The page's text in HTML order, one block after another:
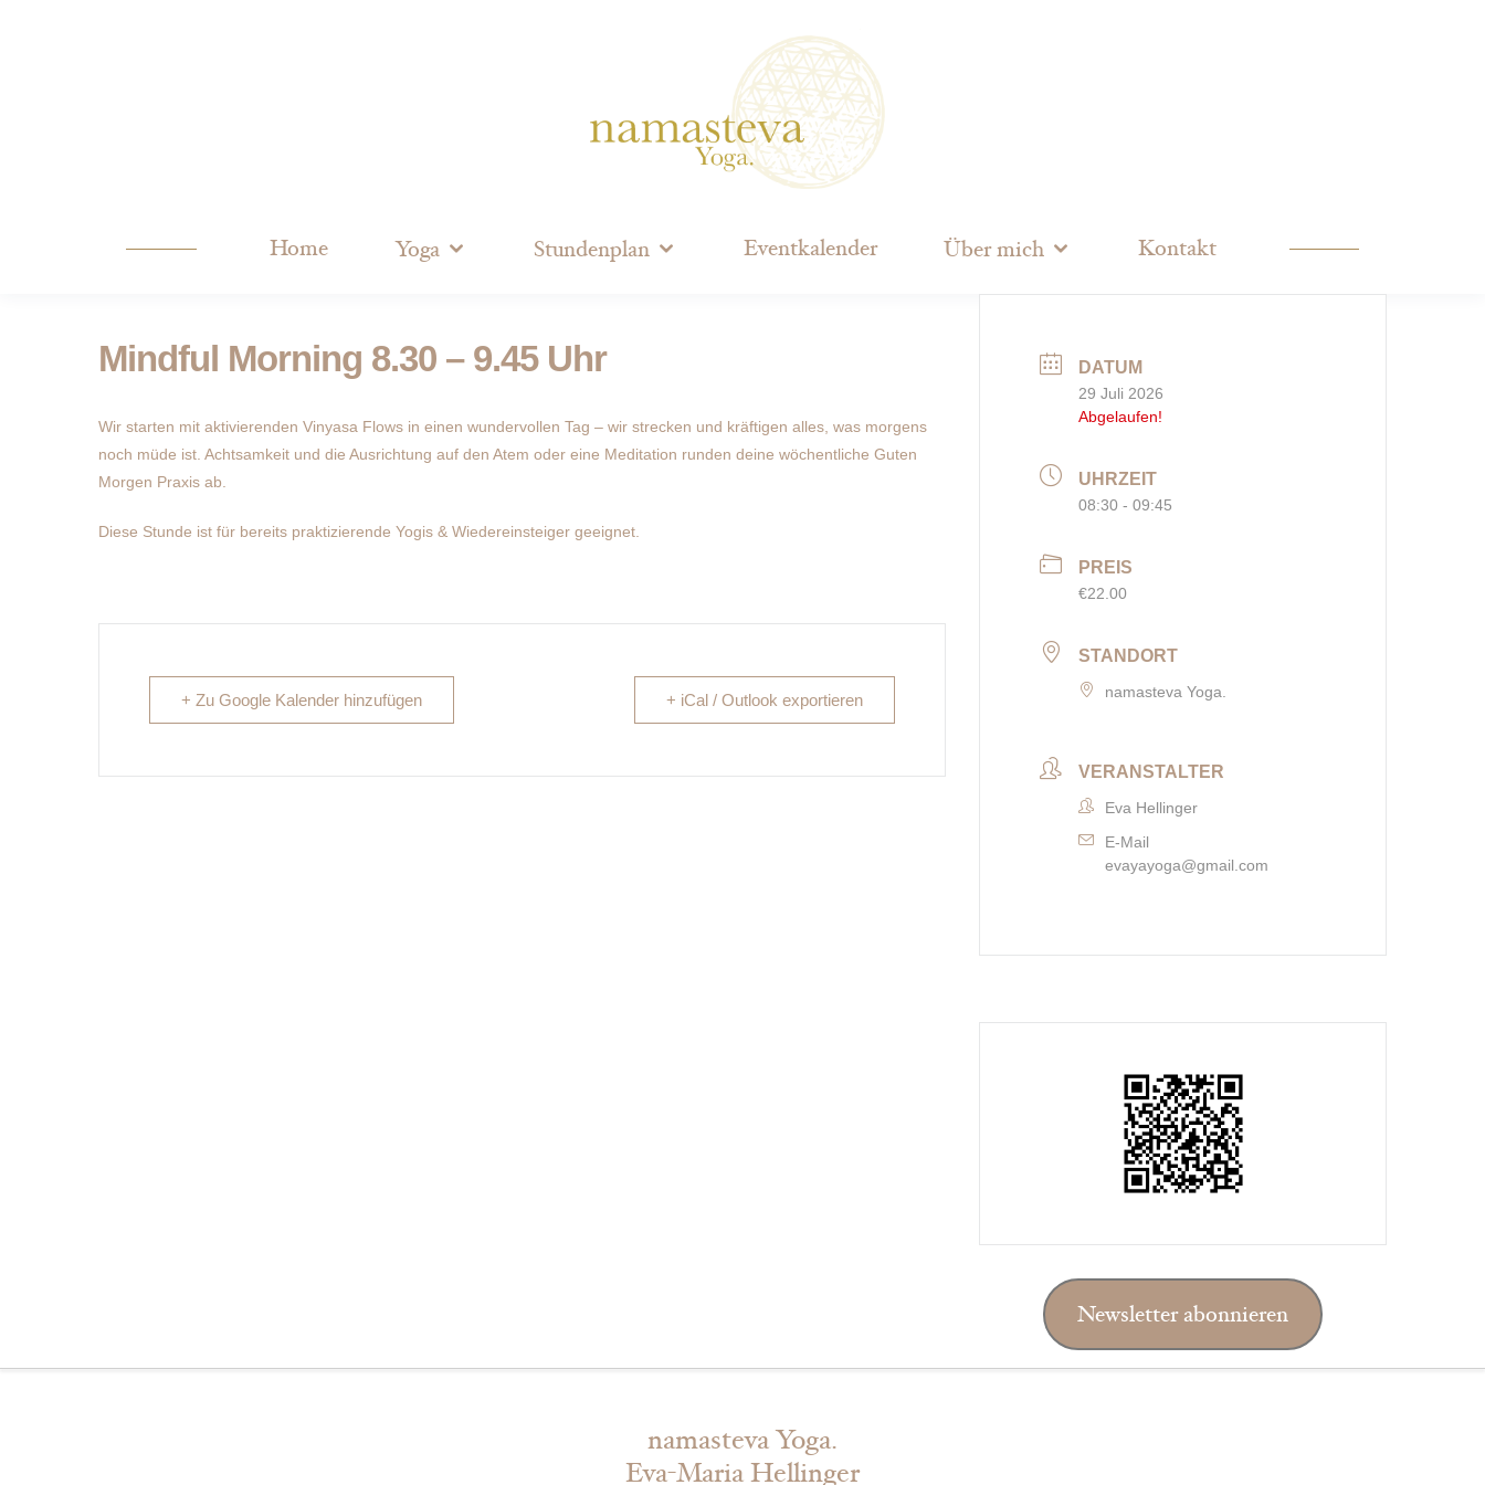
Home Yoga Stundenplan Eventkalender Über mich Kontakt
Mindful Morning 8.30 – 9.45 Uhr
Wir starten mit aktivierenden Vinyasa Flows in einen wundervollen Tag – wir strecken und kräftigen alles, was morgens
noch müde ist. Achtsamkeit und die Ausrichtung auf den Atem oder eine Meditation runden deine wöchentliche Guten
Morgen Praxis ab.
Diese Stunde ist für bereits praktizierende Yogis & Wiedereinsteiger geeignet.
+ Zu Google Kalender hinzufügen + iCal / Outlook exportieren
DATUM
29 Juli 2026
Abgelaufen!
UHRZEIT
08:30 - 09:45
PREIS
€22.00
STANDORT
namasteva Yoga.
VERANSTALTER
Eva Hellinger
E-Mail
evayayoga@gmail.com
Newsletter abonnieren
namasteva Yoga.
Eva-Maria Hellinger